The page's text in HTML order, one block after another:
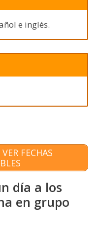
e inglés.
FECHAS
día a los
en grupo